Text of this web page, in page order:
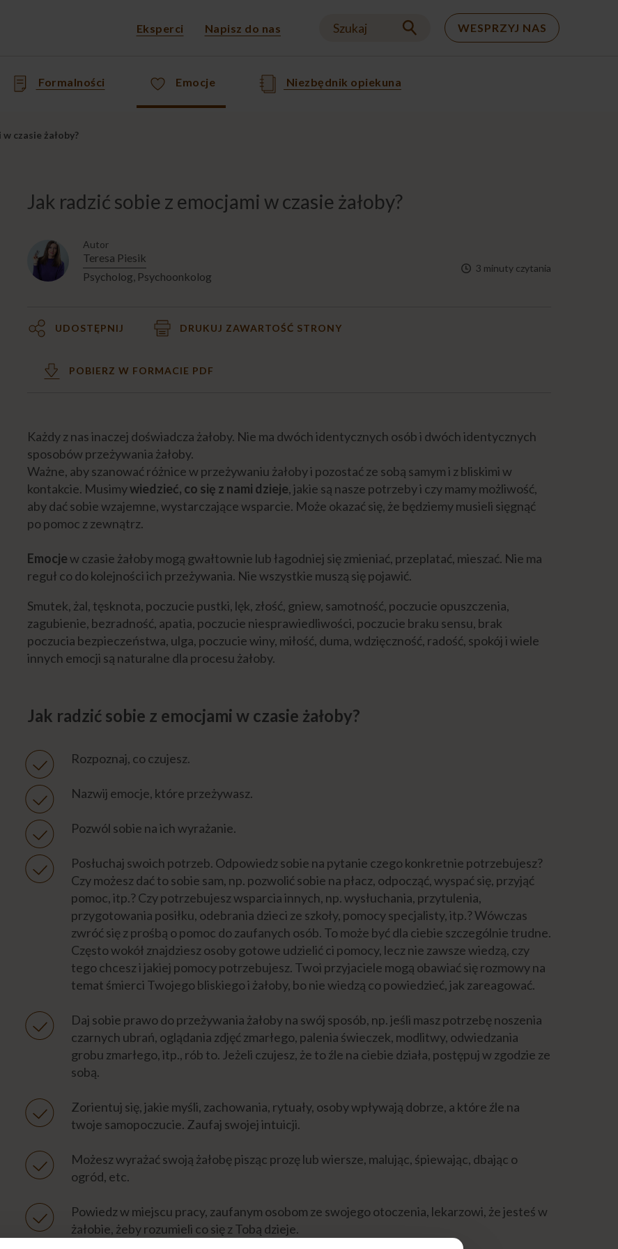
Eksperci Napisz do nas Szukaj WESPRZYJ NAS
Formalności Emocje Niezbędnik opiekuna
czasie żałoby?
Jak radzić sobie z emocjami w czasie żałoby?
Autor
Teresa Piesik
Psycholog, Psychoonkolog
3 minuty czytania
UDOSTĘPNIJ DRUKUJ ZAWARTOŚĆ STRONY
POBIERZ W FORMACIE PDF
Każdy z nas inaczej doświadcza żałoby. Nie ma dwóch identycznych osób i dwóch identycznych
sposobów przeżywania żałoby.
Ważne, aby szanować różnice w przeżywaniu żałoby i pozostać ze sobą samym i z bliskimi w
kontakcie. Musimywiedzieć, co się z nami dzieje, jakie są nasze potrzeby i czy mamy możliwość,
aby dać sobie wzajemne, wystarczające wsparcie. Może okazać się, że będziemy musieli sięgnąć
po pomoc z zewnątrz.
Emocjew czasie żałoby mogą gwałtownie lub łagodniej się zmieniać, przeplatać, mieszać. Nie ma
reguł co do kolejności ich przeżywania. Nie wszystkie muszą się pojawić.
Smutek, żal, tęsknota, poczucie pustki, lęk, złość, gniew, samotność, poczucie opuszczenia,
zagubienie, bezradność, apatia, poczucie niesprawiedliwości, poczucie braku sensu, brak
poczucia bezpieczeństwa, ulga, poczucie winy, miłość, duma, wdzięczność, radość, spokój i wiele
innych emocji są naturalne dla procesu żałoby.
Jak radzić sobie z emocjami w czasie żałoby?
Rozpoznaj, co czujesz.
Nazwij emocje, które przeżywasz.
Pozwól sobie na ich wyrażanie.
Posłuchaj swoich potrzeb. Odpowiedz sobie na pytanie czego konkretnie potrzebujesz?
Czy możesz dać to sobie sam, np. pozwolić sobie na płacz, odpocząć, wyspać się, przyjąć
pomoc, itp.? Czy potrzebujesz wsparcia innych, np. wysłuchania, przytulenia,
przygotowania posiłku, odebrania dzieci ze szkoły, pomocy specjalisty, itp.? Wówczas
zwróć się z prośbą o pomoc do zaufanych osób. To może być dla ciebie szczególnie trudne.
Często wokół znajdziesz osoby gotowe udzielić ci pomocy, lecz nie zawsze wiedzą, czy
tego chcesz i jakiej pomocy potrzebujesz. Twoi przyjaciele mogą obawiać się rozmowy na
temat śmierci Twojego bliskiego i żałoby, bo nie wiedzą co powiedzieć, jak zareagować.
Daj sobie prawo do przeżywania żałoby na swój sposób, np. jeśli masz potrzebę noszenia
czarnych ubrań, oglądania zdjęć zmarłego, palenia świeczek, modlitwy, odwiedzania
grobu zmarłego, itp., rób to. Jeżeli czujesz, że to źle na ciebie działa, postępuj w zgodzie ze
sobą.
Zorientuj się, jakie myśli, zachowania, rytuały, osoby wpływają dobrze, a które źle na
twoje samopoczucie. Zaufaj swojej intuicji.
Możesz wyrażać swoją żałobę pisząc prozę lub wiersze, malując, śpiewając, dbając o
ogród, etc.
Powiedz w miejscu pracy, zaufanym osobom ze swojego otoczenia, lekarzowi, że jesteś w
żałobie, żeby rozumieli co się z Tobą dzieje.